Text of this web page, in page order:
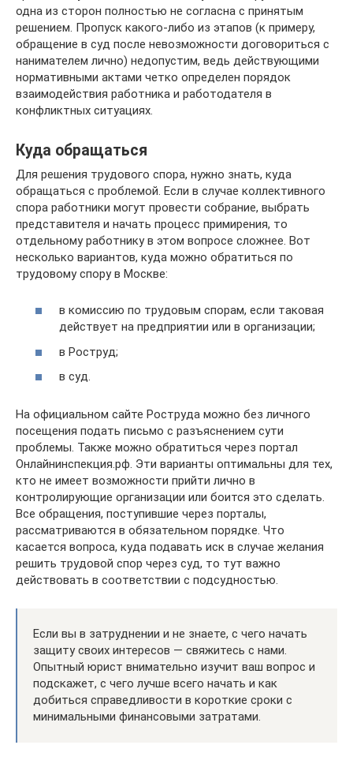
одна из сторон полностью не согласна с принятым
решением. Пропуск какого-либо из этапов (к примеру,
обращение в суд после невозможности договориться с
нанимателем лично) недопустим, ведь действующими
нормативными актами четко определен порядок
взаимодействия работника и работодателя в
конфликтных ситуациях.
Куда обращаться
Для решения трудового спора, нужно знать, куда
обращаться с проблемой. Если в случае коллективного
спора работники могут провести собрание, выбрать
представителя и начать процесс примирения, то
отдельному работнику в этом вопросе сложнее. Вот
несколько вариантов, куда можно обратиться по
трудовому спору в Москве:
в комиссию по трудовым спорам, если таковая
действует на предприятии или в организации;
в Роструд;
в суд.
На официальном сайте Роструда можно без личного
посещения подать письмо с разъяснением сути
проблемы. Также можно обратиться через портал
Онлайнинспекция.рф. Эти варианты оптимальны для тех,
кто не имеет возможности прийти лично в
контролирующие организации или боится это сделать.
Все обращения, поступившие через порталы,
рассматриваются в обязательном порядке. Что
касается вопроса, куда подавать иск в случае желания
решить трудовой спор через суд, то тут важно
действовать в соответствии с подсудностью.
Если вы в затруднении и не знаете, с чего начать
защиту своих интересов — свяжитесь с нами.
Опытный юрист внимательно изучит ваш вопрос и
подскажет, с чего лучше всего начать и как
добиться справедливости в короткие сроки с
минимальными финансовыми затратами.